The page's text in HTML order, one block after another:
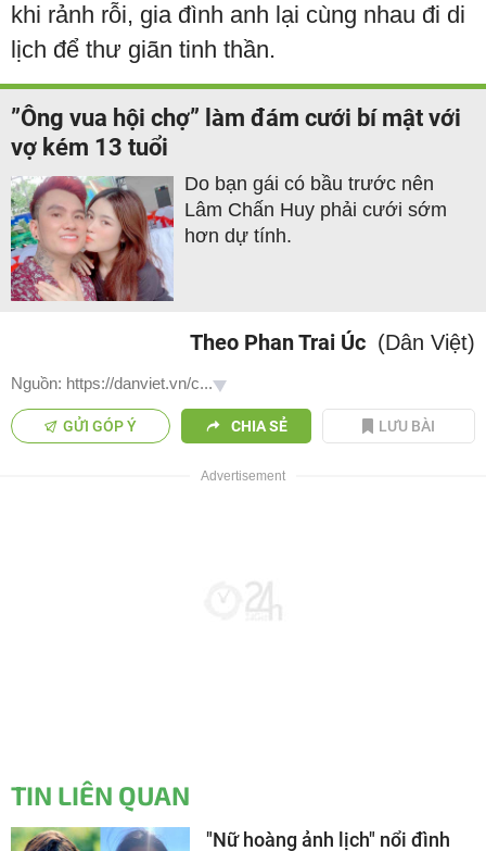
khi rảnh rỗi, gia đình anh lại cùng nhau đi di
lịch để thư giãn tinh thần.
”Ông vua hội chợ” làm đám cưới bí mật với
vợ kém 13 tuổi
Do bạn gái có bầu trước nên
Lâm Chấn Huy phải cưới sớm
hơn dự tính.
Theo Phan Trai Úc (Dân Việt)
Nguồn: https://danviet.vn/c...
GỬI GÓP Ý CHIA SẺ LƯU BÀI
TIN LIÊN QUAN
"Nữ hoàng ảnh lịch" nổi đình